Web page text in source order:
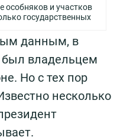
особняков и участков
государственных
данным, в
был владельцем
Но с тех пор
несколько